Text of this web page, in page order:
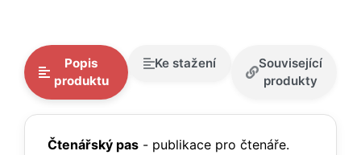
Popis
produktu
Ke stažení
Související
produkty
Čtenářský pas - publikace pro čtenáře.